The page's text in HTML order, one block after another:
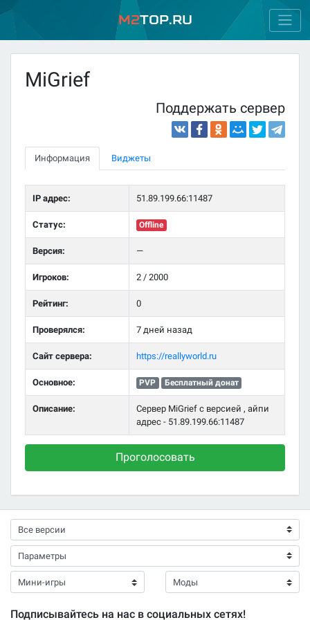
M2Top.ru
MiGrief
Поддержать сервер
Информация Виджеты
IP адрес: 51.89.199.66:11487
Статус: Offline
Версия: —
Игроков: 2 / 2000
Рейтинг: 0
Проверялся: 7 дней назад
Сайт сервера: https://reallyworld.ru
Основное: PVP Бесплатный донат
Описание:
Сервер MiGrief с версией , айпи
адрес - 51.89.199.66:11487
Проголосовать
Подписывайтесь на нас в социальных сетях!